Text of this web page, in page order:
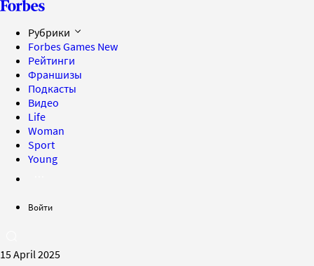
Рубрики
Forbes Games New
Рейтинги
Франшизы
Подкасты
Видео
Life
Woman
Sport
Young
Войти
15 April 2025